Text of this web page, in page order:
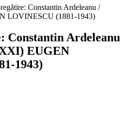
Constantin Ardeleanu /
LOVINESCU (1881-1943)
Constantin Ardeleanu
EUGEN
1943)